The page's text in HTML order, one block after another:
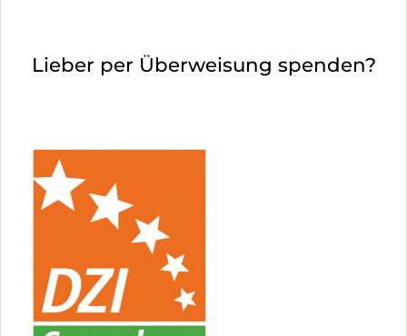
Lieber per Überweisung spenden?